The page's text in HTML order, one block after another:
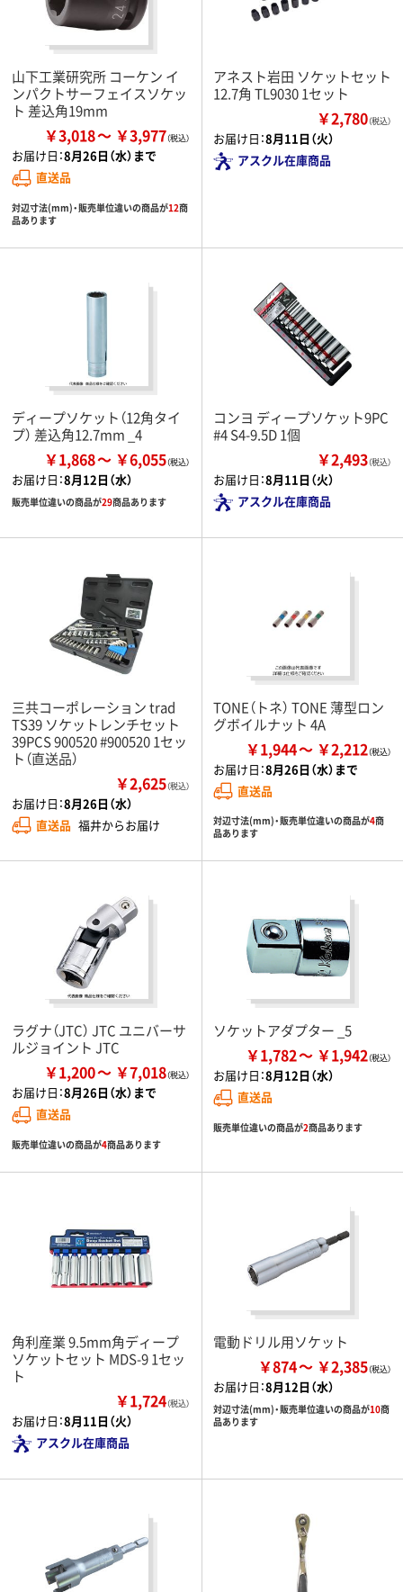
山下工業研究所 コーケン イ
ンパクトサーフェイスソケッ
ト 差込角19mm
￥3,018 ￥3,977
お届け日：8月26日（水）まで
直送品
対辺寸法(mm)・販売単位違いの商品が12商
品あります
アネスト岩田 ソケットセット
12.7角 TL9030 1セット
￥2,780（税込）
お届け日：8月11日（火）
アスクル在庫商品
ディープソケット（12角タイ
プ） 差込角12.7mm _4
￥1,868 ￥6,055
お届け日：8月12日（水）
販売単位違いの商品が29商品あります
コンヨ ディープソケット9PC
#4 S4-9.5D 1個
￥2,493（税込）
お届け日：8月11日（火）
アスクル在庫商品
三共コーポレーション trad
TS39 ソケットレンチセット
39PCS 900520 #900520 1セッ
ト（直送品）
￥2,625（税込）
お届け日：8月26日（水）
直送品 福井からお届け
TONE（トネ） TONE 薄型ロン
グボイルナット 4A
￥1,944 ￥2,212
お届け日：8月26日（水）まで
直送品
対辺寸法(mm)・販売単位違いの商品が4商
品あります
ラグナ（JTC） JTC ユニバーサ
ルジョイント JTC
￥1,200 ￥7,018
お届け日：8月26日（水）まで
直送品
販売単位違いの商品が4商品あります
ソケットアダプター _5
￥1,782 ￥1,942
お届け日：8月12日（水）
直送品
販売単位違いの商品が2商品あります
角利産業 9.5mm角ディープ
ソケットセット MDS-9 1セッ
ト
￥1,724（税込）
お届け日：8月11日（火）
アスクル在庫商品
電動ドリル用ソケット
￥874 ￥2,385
お届け日：8月12日（水）
対辺寸法(mm)・販売単位違いの商品が10商
品あります